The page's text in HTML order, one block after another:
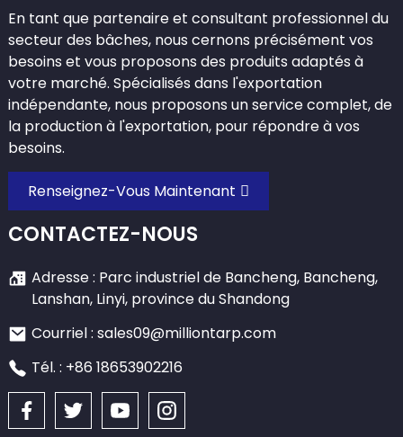
En tant que partenaire et consultant professionnel du
secteur des bâches, nous cernons précisément vos
besoins et vous proposons des produits adaptés à
votre marché. Spécialisés dans l'exportation
indépendante, nous proposons un service complet, de
la production à l'exportation, pour répondre à vos
besoins.
Renseignez-Vous Maintenant
CONTACTEZ-NOUS
Adresse : Parc industriel de Bancheng, Bancheng,
Lanshan, Linyi, province du Shandong
Courriel : sales09@milliontarp.com
Tél. : +86 18653902216